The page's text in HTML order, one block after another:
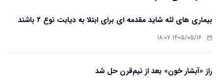
بیماری های لثه شاید مقدمه ای برای ابتلا به دیابت نوع ۲ باشند
۱۴۰۵/۰۵/۱۶ ۱۸:۰۷
راز «آبشار خون» بعد از نیم‌قرن حل شد